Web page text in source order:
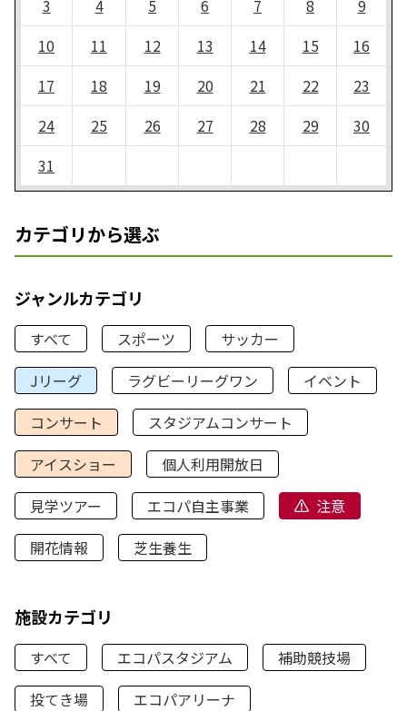
3
4 5 6 7 8
9
10
11 12 13 14 15
16
17
18 19 20 21 22
23
24
25 26 27 28 29
30
31
カテゴリから選ぶ
ジャンルカテゴリ
すべて スポーツ
サッカー
Jリーグ
ラグビーリーグワン
イベント
コンサート
スタジアムコンサート
アイスショー
個人利用開放日
見学ツアー
エコパ自主事業
注意
開花情報
芝生養生
施設カテゴリ
すべて エコパスタジアム
補助競技場
投てき場
エコパアリーナ